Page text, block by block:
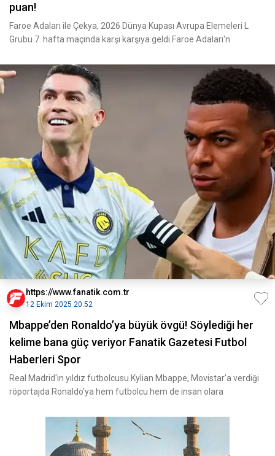
puan!
Faroe Adaları ile Çekya, 2026 Dünya Kupası Avrupa Elemeleri L
Grubu 7. hafta maçında karşı karşıya geldi.Faroe Adaları'n
https://www.fanatik.com.tr
12 Ekim 2025 20:52
Mbappe’den Ronaldo’ya büyük övgü! Söylediği her
kelime bana güç veriyor Fanatik Gazetesi Futbol
Haberleri Spor
Real Madrid'in yıldız futbolcusu Kylian Mbappe, Movistar'a verdiği
röportajda Ronaldo'ya hem futbolcu hem de insan olara